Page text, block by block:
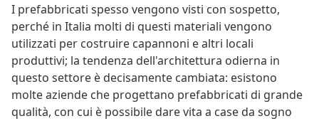
I prefabbricati spesso vengono visti con sospetto,
perché in Italia molti di questi materiali vengono
utilizzati per costruire capannoni e altri locali
produttivi; la tendenza dell'architettura odierna in
questo settore è decisamente cambiata: esistono
molte aziende che progettano prefabbricati di grande
qualità, con cui è possibile dare vita a case da sogno